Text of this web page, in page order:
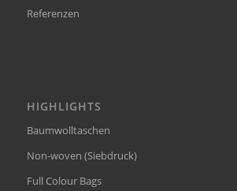
Referenzen
HIGHLIGHTS
Baumwolltaschen
Non-woven (Siebdruck)
Full Colour Bags